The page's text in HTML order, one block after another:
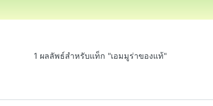
1 ผลลัพธ์สำหรับแท็ก "เอมมูร่าของแท้"